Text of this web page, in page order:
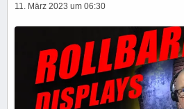
11. März 2023 um 06:30